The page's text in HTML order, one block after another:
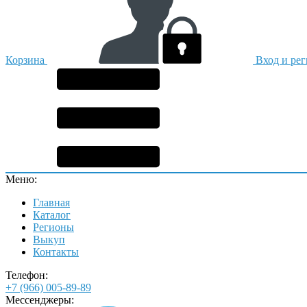
Корзина Вход и
Меню:
Главная
Каталог
Регионы
Выкуп
Контакты
Телефон:
+7 (966) 005-89-89
Мессенджеры: